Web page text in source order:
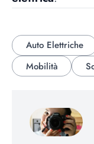
Auto Elettriche
Mobilità